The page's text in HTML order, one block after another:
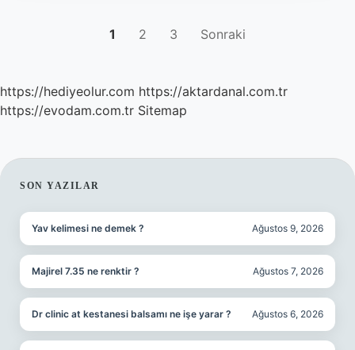
1 2 3 Sonraki
https://hediyeolur.com https://aktardanal.com.tr
https://evodam.com.tr Sitemap
SIDEBAR
SON YAZILAR
Yav kelimesi ne demek ? Ağustos 9, 2026
Majirel 7.35 ne renktir ? Ağustos 7, 2026
Dr clinic at kestanesi balsamı ne işe yarar ? Ağustos 6, 2026